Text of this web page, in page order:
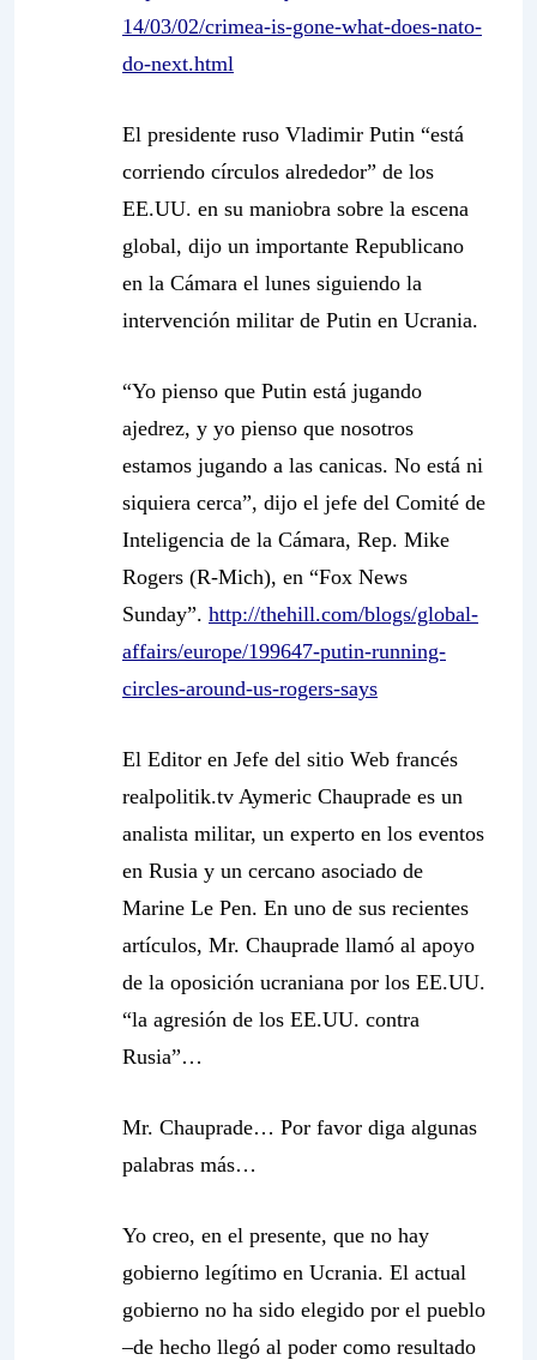
14/03/02/crimea-is-gone-what-does-nato-
do-next.html
El presidente ruso Vladimir Putin “está
corriendo círculos alrededor” de los
EE.UU. en su maniobra sobre la escena
global, dijo un importante Republicano
en la Cámara el lunes siguiendo la
intervención militar de Putin en Ucrania.
“Yo pienso que Putin está jugando
ajedrez, y yo pienso que nosotros
estamos jugando a las canicas. No está ni
siquiera cerca”, dijo el jefe del Comité de
Inteligencia de la Cámara, Rep. Mike
Rogers (R-Mich), en “Fox News
Sunday”. http://thehill.com/blogs/global-
affairs/europe/199647-putin-running-
circles-around-us-rogers-says
El Editor en Jefe del sitio Web francés
realpolitik.tv Aymeric Chauprade es un
analista militar, un experto en los eventos
en Rusia y un cercano asociado de
Marine Le Pen. En uno de sus recientes
artículos, Mr. Chauprade llamó al apoyo
de la oposición ucraniana por los EE.UU.
“la agresión de los EE.UU. contra
Rusia”…
Mr. Chauprade… Por favor diga algunas
palabras más…
Yo creo, en el presente, que no hay
gobierno legítimo en Ucrania. El actual
gobierno no ha sido elegido por el pueblo
–de hecho llegó al poder como resultado